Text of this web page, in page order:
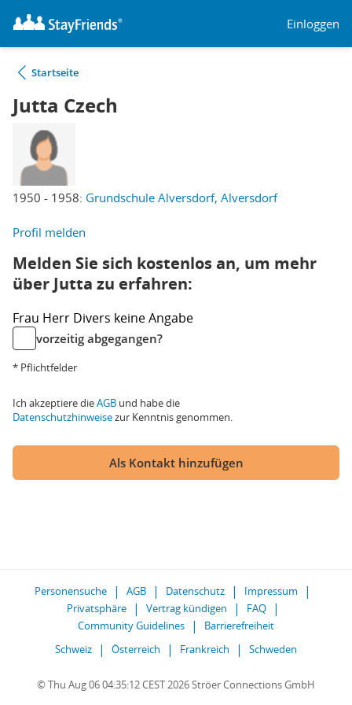
Einloggen
Startseite
Jutta Czech
1950 - 1958: Grundschule Alversdorf, Alversdorf
Profil melden
Melden Sie sich kostenlos an, um mehr
über Jutta zu erfahren:
Frau Herr Divers keine Angabe
vorzeitig abgegangen?
* Pflichtfelder
Ich akzeptiere dieAGB und habe die
Datenschutzhinweisezur Kenntnis genommen.
Als Kontakt hinzufügen
Personensuche AGB Datenschutz
Impressum
Privatsphäre
Vertrag kündigen
FAQ
Community Guidelines
Barrierefreiheit
Schweiz
Österreich Frankreich Schweden
© Thu Aug 06 04:35:12 CEST 2026 Ströer Connections GmbH